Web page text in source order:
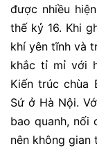
được nhiều
thế kỷ 16. Khi
khí yên tĩnh và
khắc tỉ mỉ với
Kiến trúc chùa
Sứ ở Hà Nội.
bao quanh, nối
nên không gian